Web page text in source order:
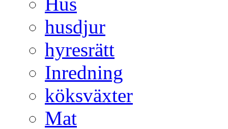
husdjur
hyresrätt
Inredning
köksväxter
Mat